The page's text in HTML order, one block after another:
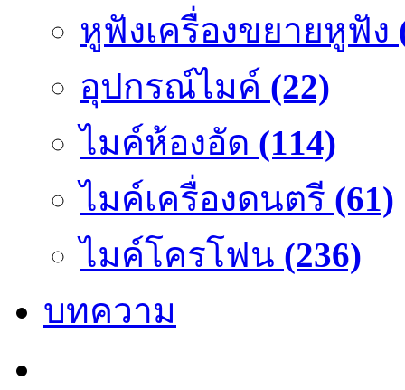
หูฟังเครื่องขยายหูฟัง
อุปกรณ์ไมค์ (22)
ไมค์ห้องอัด (114)
ไมค์เครื่องดนตรี (61)
ไมค์โครโฟน (236)
บทความ